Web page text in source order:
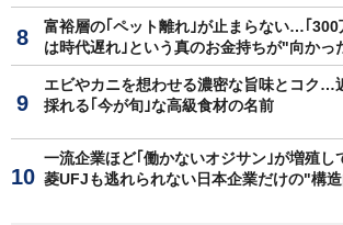
富裕層の｢ペット離れ｣が止まらない…｢300
は時代遅れ｣という真のお金持ちが"向かっ
エビやカニを想わせる濃密な旨味とコク…
採れる｢今が旬｣な高級食材の名前
一流企業ほど｢働かないオジサン｣が増殖
菱UFJも逃れられない日本企業だけの"構